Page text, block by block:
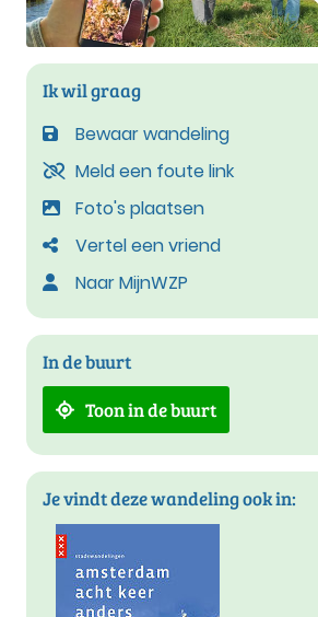
Ik wil graag
Bewaar wandeling
Meld een foute link
Foto's plaatsen
Vertel een vriend
Naar MijnWZP
In de buurt
Toon in de buurt
Je vindt deze wandeling ook in: